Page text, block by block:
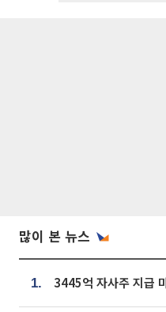
많이 본 뉴스
1.